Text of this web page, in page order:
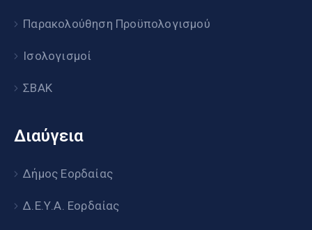
Παρακολούθηση Προϋπολογισμού
Ισολογισμοί
ΣΒΑΚ
Διαύγεια
Δήμος Εορδαίας
Δ.Ε.Υ.Α. Εορδαίας